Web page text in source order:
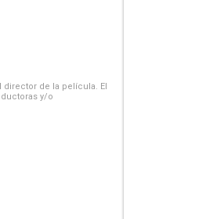
de la película. El
y/o